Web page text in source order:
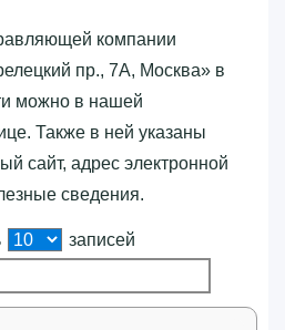
компании
пр., 7А, Москва»‎ в
можно в нашей
Также в ней указаны
сайт, адрес электронной
сведения.
записей